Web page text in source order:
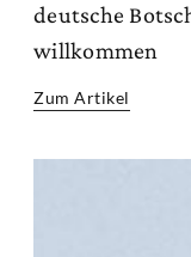
deutsche
willkommen
Zum Artikel